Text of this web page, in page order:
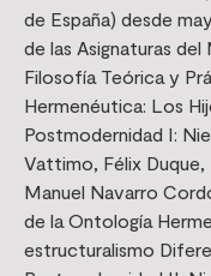
de España) desde
de las Asignaturas
Filosofía Teórica y
Hermenéutica: Los
Postmodernidad I:
Vattimo, Félix
Manuel Navarro
de la Ontología
estructuralismo